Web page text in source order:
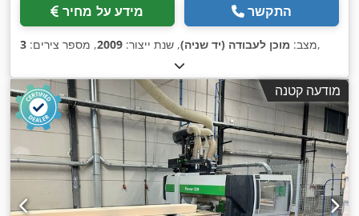
מידע על מחיר התקשר
מצב: מוכן לעבודה (יד שניה), שנת ייצור: 2009, מספר צירים: 3 ,
מודעה קטנה